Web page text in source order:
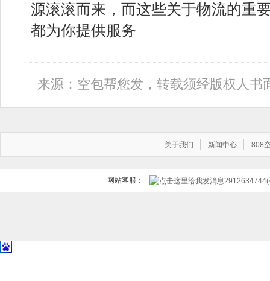
源滚滚而来，而这些关于物流的重
都为你提供服务
来源：空包帮您发，转载须经版权人书
关于我们 新闻中心 808
网站客服：